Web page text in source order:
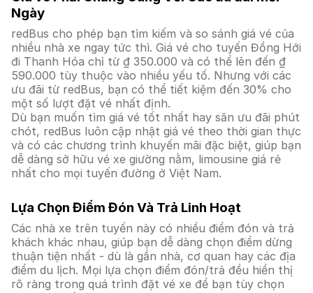
Ngày
redBus cho phép bạn tìm kiếm và so sánh giá vé của
nhiều nhà xe ngay tức thì. Giá vé cho tuyến Đồng Hới
đi Thanh Hóa chỉ từ ₫ 350.000 và có thể lên đến ₫
590.000 tùy thuộc vào nhiều yếu tố. Nhưng với các
ưu đãi từ redBus, bạn có thể tiết kiệm đến 30% cho
một số lượt đặt vé nhất định.
Dù bạn muốn tìm giá vé tốt nhất hay săn ưu đãi phút
chót, redBus luôn cập nhật giá vé theo thời gian thực
và có các chương trình khuyến mãi đặc biệt, giúp bạn
dễ dàng sở hữu vé xe giường nằm, limousine giá rẻ
nhất cho mọi tuyến đường ở Việt Nam.
Lựa Chọn Điểm Đón Và Trả Linh Hoạt
Các nhà xe trên tuyến này có nhiều điểm đón và trả
khách khác nhau, giúp bạn dễ dàng chọn điểm dừng
thuận tiện nhất - dù là gần nhà, cơ quan hay các địa
điểm du lịch. Mọi lựa chọn điểm đón/trả đều hiển thị
rõ ràng trong quá trình đặt vé xe để bạn tùy chọn